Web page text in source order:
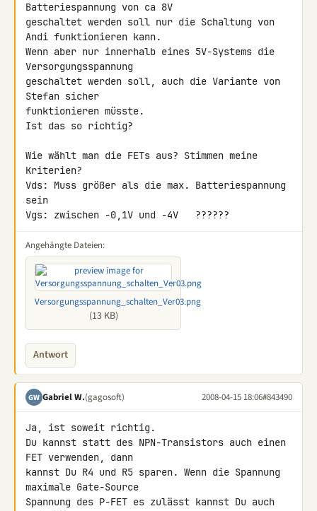
Batteriespannung von ca 8V
geschaltet werden soll nur die Schaltung von
Andi funktionieren kann.
Wenn aber nur innerhalb eines 5V-Systems die
Versorgungsspannung
geschaltet werden soll, auch die Variante von
Stefan sicher
funktionieren müsste.
Ist das so richtig?
Wie wählt man die FETs aus? Stimmen meine
Kriterien?
Vds: Muss größer als die max. Batteriespannung
sein
Vgs: zwischen -0,1V und -4V   ??????
Angehängte Dateien:
Versorgungsspannung_schalten_Ver03.png
(13 KB)
Antwort
GW Gabriel W.(gagosoft) 2008-04-15 18:06#843490
Ja, ist soweit richtig.
Du kannst statt des NPN-Transistors auch einen
FET verwenden, dann
kannst Du R4 und R5 sparen. Wenn die Spannung
maximale Gate-Source
Spannung des P-FET es zulässt kannst Du auch